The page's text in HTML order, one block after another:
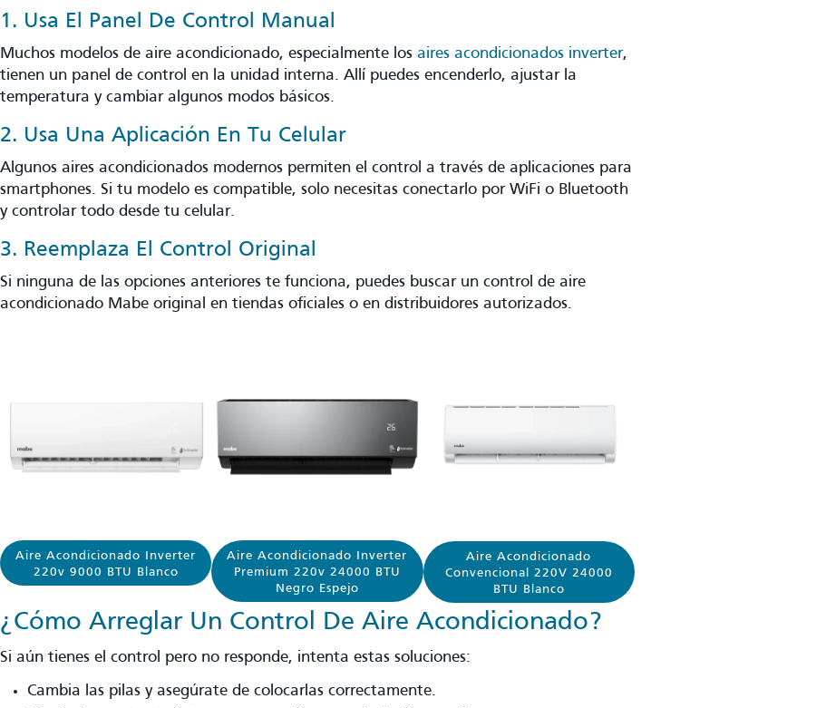
1. Usa El Panel De Control Manual
Muchos modelos de aire acondicionado, especialmente los aires acondicionados inverter,
tienen un panel de control en la unidad interna. Allí puedes encenderlo, ajustar la
temperatura y cambiar algunos modos básicos.
2. Usa Una Aplicación En Tu Celular
Algunos aires acondicionados modernos permiten el control a través de aplicaciones para
smartphones. Si tu modelo es compatible, solo necesitas conectarlo por WiFi o Bluetooth
y controlar todo desde tu celular.
3. Reemplaza El Control Original
Si ninguna de las opciones anteriores te funciona, puedes buscar un control de aire
acondicionado Mabe original en tiendas oficiales o en distribuidores autorizados.
Aire Acondicionado Inverter
220v 9000 BTU Blanco
Aire Acondicionado Inverter
Premium 220v 24000 BTU
Negro Espejo
Aire Acondicionado
Convencional 220V 24000
BTU Blanco
¿Cómo Arreglar Un Control De Aire Acondicionado?
Si aún tienes el control pero no responde, intenta estas soluciones:
Cambia las pilas y asegúrate de colocarlas correctamente.